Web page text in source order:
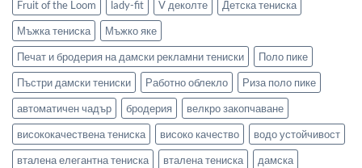
Fruit of the Loom
lady-fit V деколте
Детска тениска
Мъжка тениска
Мъжко яке
Печат и бродерия на дамски рекламни тениски
Поло пике
Пъстри дамски тениски
Работно облекло
Риза поло пике
автоматичен чадър
бродерия
велкро закопчаване
висококачествена тениска
високо качество
водо устойчивост
вталена елегантна тениска
вталена тениска
дамска